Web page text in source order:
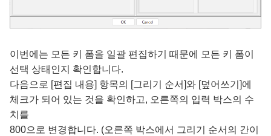
이번에는 모든 키 폼을 일괄 편집하기 때문에 모든 키 폼이
선택 상태인지 확인합니다.
다음으로 [편집 내용] 항목의 [그리기 순서]와 [덮어쓰기]에
체크가 되어 있는 것을 확인하고, 오른쪽의 입력 박스의 수
치를
800으로 변경합니다. (오른쪽 박스에서 그리기 순서의 간이